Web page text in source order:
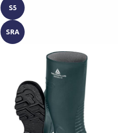
S5
SRA